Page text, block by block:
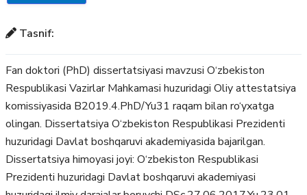
Tasnif:
Fan doktori (PhD) dissertatsiyasi mavzusi O‘zbekiston
Respublikasi Vazirlar Mahkamasi huzuridagi Oliy attestatsiya
komissiyasida B2019.4.PhD/Yu31 raqam bilan ro‘yxatga
olingan. Dissertatsiya O‘zbekiston Respublikasi Prezidenti
huzuridagi Davlat boshqaruvi akademiyasida bajarilgan.
Dissertatsiya himoyasi joyi: O‘zbekiston Respublikasi
Prezidenti huzuridagi Davlat boshqaruvi akademiyasi